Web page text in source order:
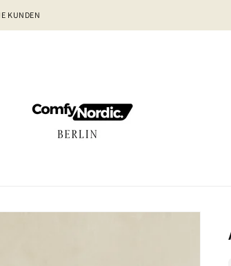
KUNDEN